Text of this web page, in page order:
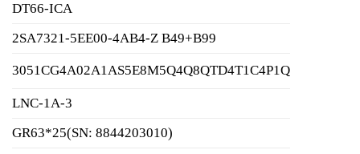
DT66-ICA
2SA7321-5EE00-4AB4-Z B49+B99
3051CG4A02A1AS5E8M5Q4Q8QTD4T1C4P1Q
LNC-1A-3
GR63*25(SN: 8844203010)